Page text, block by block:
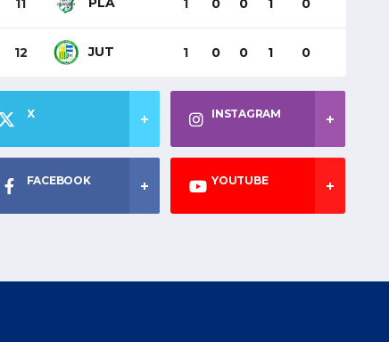
11 1 0 0 1 0
12 JUT 1 0 0 1 0
X INSTAGRAM
FACEBOOK YOUTUBE